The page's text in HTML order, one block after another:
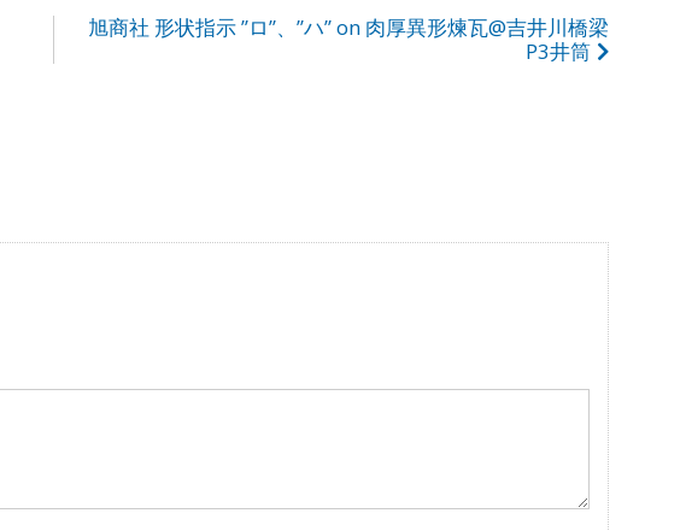
旭商社 形状指示 ”ロ”、”ハ” on 肉厚異形煉瓦@吉井川橋梁
P3井筒